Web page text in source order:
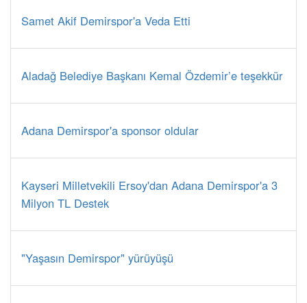
Samet Akif Demirspor'a Veda Etti
Aladağ Belediye Başkanı Kemal Özdemir’e teşekkür
Adana Demirspor'a sponsor oldular
Kayseri Milletvekili Ersoy'dan Adana Demirspor'a 3
Milyon TL Destek
"Yaşasın Demirspor" yürüyüşü